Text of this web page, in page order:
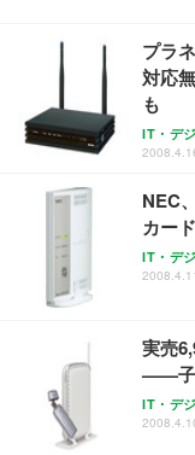
ト 幅
勤務
￥4,139
像低減
￥
￥3,731
プラ
対応
も
IT・デ
NEC
カー
IT・デ
実売
——子
IT・デ